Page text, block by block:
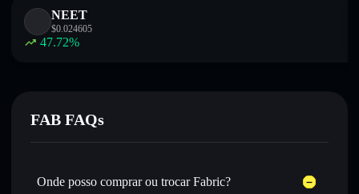
NEET
$0.024605
47.72%
FAB FAQs
Onde posso comprar ou trocar Fabric?